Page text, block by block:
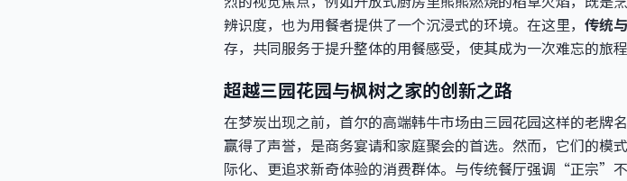
辨识度，也为用餐者提供了一个沉浸式的环境。在这里， 传统
存，共同服务于提升整体的用餐感受，使其成为一次难忘的旅程
超越三园花园与枫树之家的创新之路
在梦炭出现之前，首尔的高端韩牛市场由三园花园这样的老牌
赢得了声誉，是商务宴请和家庭聚会的首选。然而，它们的模式
际化、更追求新奇体验的消费群体。与传统餐厅强调“正宗”